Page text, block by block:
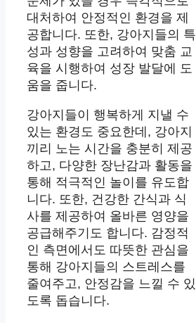
대처하여 안정적인 환경을 제
공합니다. 또한, 강아지들의 특
성과 성향을 고려하여 맞춤 교
육을 시행하여 성장 발달에 도
움을 줍니다.
강아지들이 행복하게 지낼 수
있는 환경도 중요한데, 강아지
끼리 노는 시간을 충분히 제공
하고, 다양한 장난감과 활동을
통해 적극적인 놀이를 유도합
니다. 또한, 건강한 간식과 식
사를 제공하여 올바른 영양을
공급해주기도 합니다. 감정적
인 측면에서도 따뜻한 관심을
통해 강아지들의 스트레스를
줄여주고, 안정감을 느낄 수 있
도록 돕습니다.